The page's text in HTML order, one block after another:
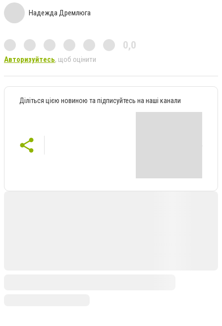
Надежда Дремлюга
0,0
Авторизуйтесь, щоб оцінити
Діліться цією новиною та підписуйтесь на наші канали